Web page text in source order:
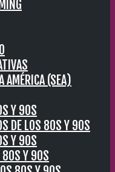
AMÉRICA (SEA)
Y 90S
DE LOS 80S Y 90S
Y 90S
80S Y 90S